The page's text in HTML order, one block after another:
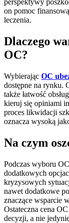
perspektywy
on pomoc
leczenia.
Dlaczego
OC?
Wybierając OC
dostępne na rynku.
także łatwość
kieruj się opiniami
proces likwidacji
oznacza wysoką
Na czym
Podczas wyboru
dodatkowych
kryzysowych
nawet dodatkowe
znaczące wsparcie
Ostateczna cena
decyzji, a nie